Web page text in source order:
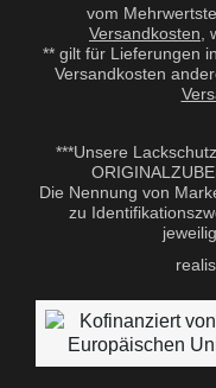
vom
Versandkosten
** gilt für Lieferungen
Versandkosten
***Unsere
Die Nennung von
zu